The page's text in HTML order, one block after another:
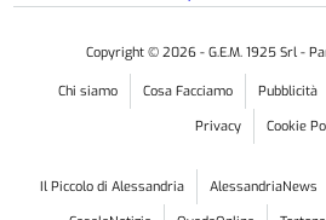
Copyright © 2026 - G.E.M. 1925 Srl -
Chi siamo Cosa Facciamo Pubblicità
Privacy
Cookie
Il Piccolo di Alessandria AlessandriaNews